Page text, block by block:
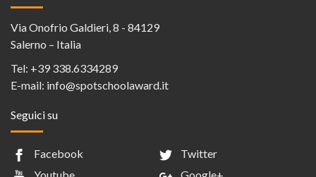
Via Onofrio Galdieri, 8 - 84129
Salerno – Italia
Tel: +39 338.6334289
E-mail: info@spotschoolaward.it
Seguici su
Facebook
Twitter